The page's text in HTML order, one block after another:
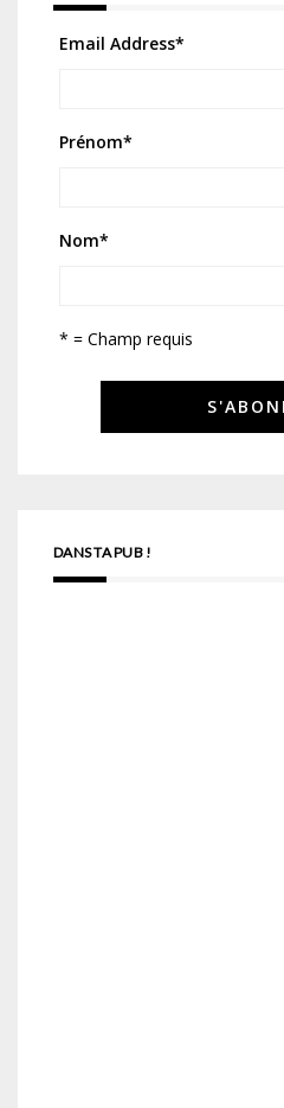
Email Address*
Prénom*
Nom*
* = Champ requis
DANS TA PUB !